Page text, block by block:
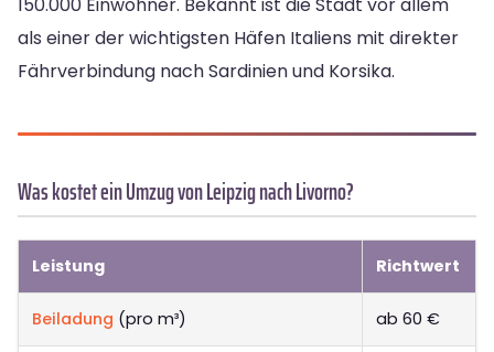
150.000 Einwohner. Bekannt ist die Stadt vor allem
als einer der wichtigsten Häfen Italiens mit direkter
Fährverbindung nach Sardinien und Korsika.
Was kostet ein Umzug von Leipzig nach Livorno?
Leistung Richtwert
Beiladung (pro m³) ab 60 €